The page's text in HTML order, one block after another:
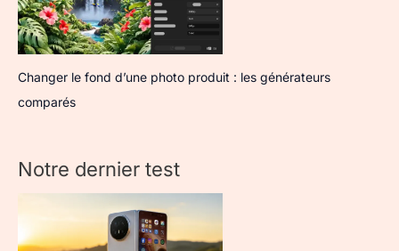
Changer le fond d’une photo produit : les générateurs
comparés
Notre dernier test